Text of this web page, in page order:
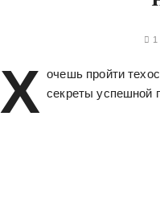
Х очешь пройти
секреты успешной